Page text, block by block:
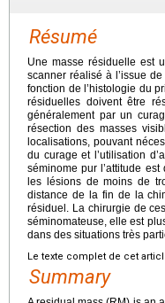
Résumé
Une masse résiduelle est
scanner réalisé à l’issue
fonction de l’histologie du
résiduelles doivent être
généralement par un
résection des masses
localisations, pouvant
du curage et l’utilisation
séminome pur l’attitude
les lésions de moins de
distance de la fin de la
résiduel. La chirurgie de
séminomateuse, elle est
dans des situations très
Le texte complet de cet
Summary